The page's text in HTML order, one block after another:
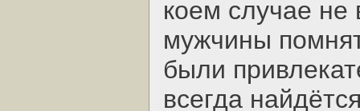
коем случае
мужчины
были
всегда